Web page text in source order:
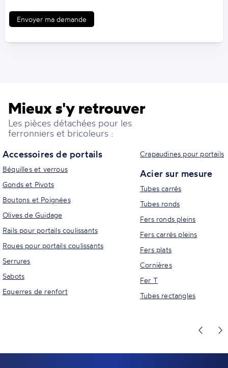
Envoyer ma demande
Mieux s'y retrouver
Les pièces détachées pour les
ferronniers et bricoleurs :
Accessoires de portails
Béquilles et verrous
Gonds et Pivots
Boutons et Poignées
Olives de Guidage
Rails pour portails coulissants
Roues pour portails coulissants
Serrures
Sabots
Equerres de renfort
Crapaudines pour portails
Acier sur mesure
Tubes carrés
Tubes ronds
Fers ronds pleins
Fers carrés pleins
Fers plats
Cornières
Fer T
Tubes rectangles